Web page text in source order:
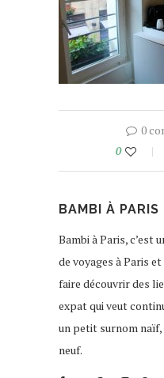
0
0
BAMBI À PARIS
Bambi à Paris, c’est
de voyages à Paris et
faire découvrir des
expat qui veut
un petit surnom
neuf.